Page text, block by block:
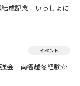
成記念「いっしょに
イベント
会「南極越冬経験か